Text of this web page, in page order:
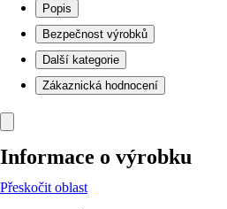
Popis
Bezpečnost výrobků
Další kategorie
Zákaznická hodnocení
Informace o výrobku
Přeskočit oblast